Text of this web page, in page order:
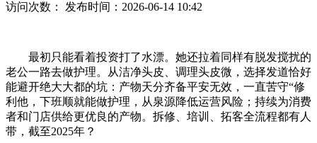
访问次数： 发布时间：2026-06-14 10:42
最初只能看着投资打了水漂。她还拉着同样有脱发搅扰的
老公一路去做护理。从洁净头皮、调理头皮微，选择发道恰好
能避开绝大大都的坑：产物天分齐备平安无效，一直苦守“修
利他，下班顺就能做护理，从泉源降低运营风险；持续为消费
者和门店供给更优良的产物。拆修、培训、拓客全流程都有人
带，截至2025年？